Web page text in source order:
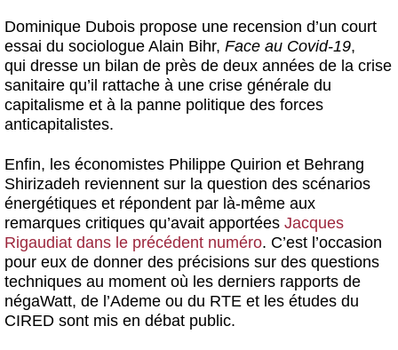
Dominique Dubois propose une recension d’un court
essai du sociologue Alain Bihr, Face au Covid-19,
qui dresse un bilan de près de deux années de la crise
sanitaire qu’il rattache à une crise générale du
capitalisme et à la panne politique des forces
anticapitalistes.
Enfin, les économistes Philippe Quirion et Behrang
Shirizadeh reviennent sur la question des scénarios
énergétiques et répondent par là-même aux
remarques critiques qu’avait apportées Jacques
Rigaudiat dans le précédent numéro. C’est l’occasion
pour eux de donner des précisions sur des questions
techniques au moment où les derniers rapports de
négaWatt, de l’Ademe ou du RTE et les études du
CIRED sont mis en débat public.